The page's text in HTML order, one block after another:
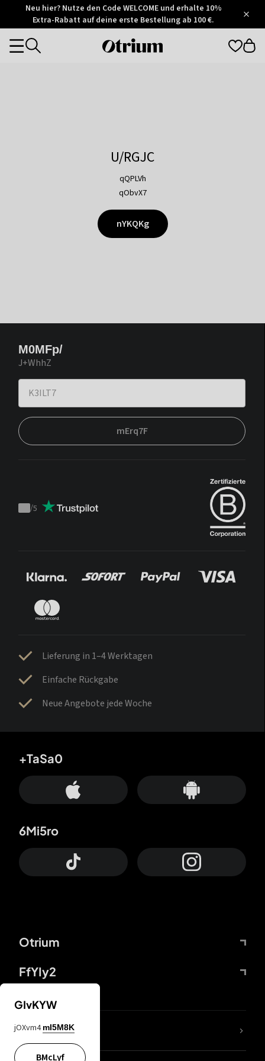
Otrium
Trustpilot
Neu hier? Nutze den Code WELCOME und erhalte 10%
Extra-Rabatt auf deine erste Bestellung ab 100 €.
Otrium
Categories
U/RGJC
qQPLVh
qObvX7
nYKQKg
M0MFp/
J+WhhZ
mErq7F
Trustpilot
/5
Lieferung in 1–4 Werktagen
Einfache Rückgabe
Neue Angebote jede Woche
Otrium
FfYIy2
+TaSa0
6Mi5ro
DDcvSo
GIvKYW
jOXvm4 mI5M8K
BMcLyf